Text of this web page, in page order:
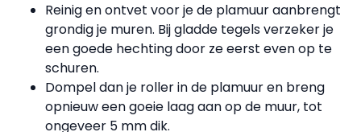
Reinig en ontvet voor je de plamuur aanbrengt
grondig je muren. Bij gladde tegels verzeker je
een goede hechting door ze eerst even op te
schuren.
Dompel dan je roller in de plamuur en breng
opnieuw een goeie laag aan op de muur, tot
ongeveer 5 mm dik.